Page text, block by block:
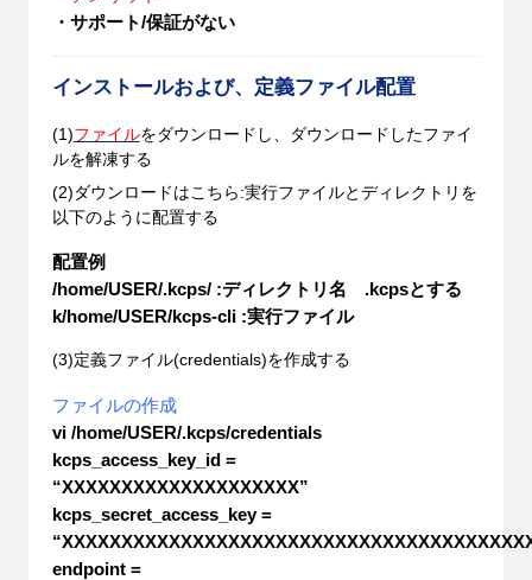
・サポート/保証がない
インストールおよび、定義ファイル配置
(1)ファイルをダウンロードし、ダウンロードしたファイ
ルを解凍する
(2)ダウンロードはこちら:実行ファイルとディレクトリを
以下のように配置する
配置例
/home/USER/.kcps/ :ディレクトリ名 .kcpsとする
k/home/USER/kcps-cli :実行ファイル
(3)定義ファイル(credentials)を作成する
ファイルの作成
vi /home/USER/.kcps/credentials
kcps_access_key_id =
“XXXXXXXXXXXXXXXXXXXX”
kcps_secret_access_key =
endpoint =